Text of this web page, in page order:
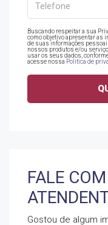
Buscando respeitar a sua
como objetivo apresentar as
de suas informações
nossos produtos e/ou
usar os seus dados,
acesse nossa Politica de
FALE
Gostou de algum